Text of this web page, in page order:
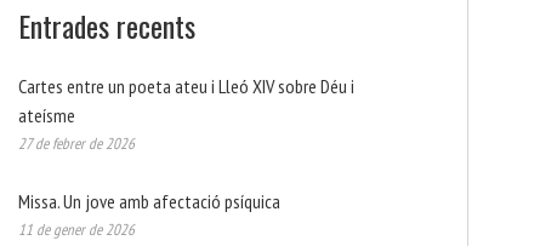
Entrades recents
Cartes entre un poeta ateu i Lleó XIV sobre Déu i
ateísme
27 de febrer de 2026
Missa. Un jove amb afectació psíquica
11 de gener de 2026